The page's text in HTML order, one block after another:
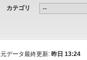
カテゴリ
元データ最終更新: 昨日 13:24